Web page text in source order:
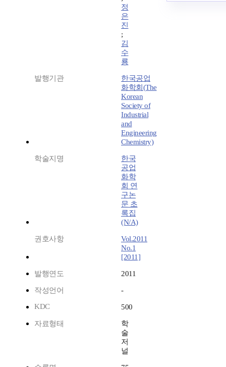
정
은
진
;
김
수
룡
발행기관
한국공업
화학회(The
Korean
Society of
Industrial
and
Engineering
Chemistry)
학술지명
한국
공업
화학
회 연
구논
문 초
록집
(N/A)
권호사항
Vol.2011
No.1
[2011]
발행연도 2011
작성언어
-
KDC
500
자료형태
학
술
저
널